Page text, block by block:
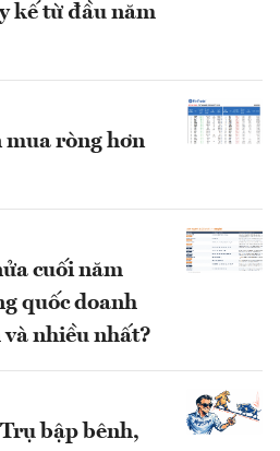
kế từ đầu năm
mua ròng hơn
cuối năm
quốc doanh
nhiều nhất?
bập bênh,